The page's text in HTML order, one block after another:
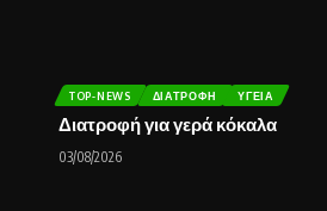
TOP-NEWS ΔΙΑΤΡΟΦΉ ΥΓΕΊΑ
Διατροφή για γερά κόκαλα
03/08/2026